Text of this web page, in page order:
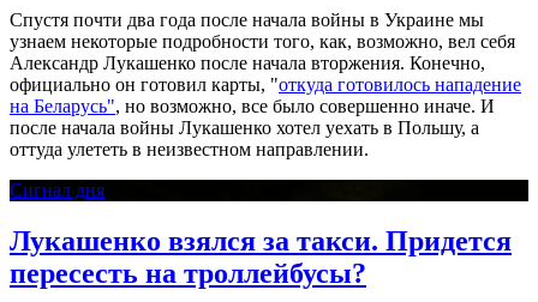
Спустя почти два года после начала войны в Украине мы
узнаем некоторые подробности того, как, возможно, вел себя
Александр Лукашенко после начала вторжения. Конечно,
официально он готовил карты, "откуда готовилось нападение
на Беларусь", но возможно, все было совершенно иначе. И
после начала войны Лукашенко хотел уехать в Польшу, а
оттуда улететь в неизвестном направлении.
Сигнал дня
Лукашенко взялся за такси. Придется
пересесть на троллейбусы?